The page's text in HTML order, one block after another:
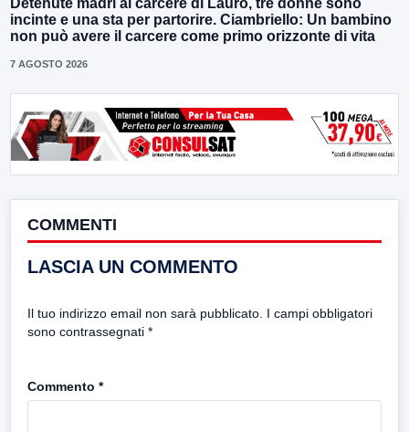
Detenute madri al carcere di Lauro, tre donne sono
incinte e una sta per partorire. Ciambriello: Un bambino
non può avere il carcere come primo orizzonte di vita
7 AGOSTO 2026
COMMENTI
LASCIA UN COMMENTO
Il tuo indirizzo email non sarà pubblicato. I campi obbligatori
sono contrassegnati *
Commento *